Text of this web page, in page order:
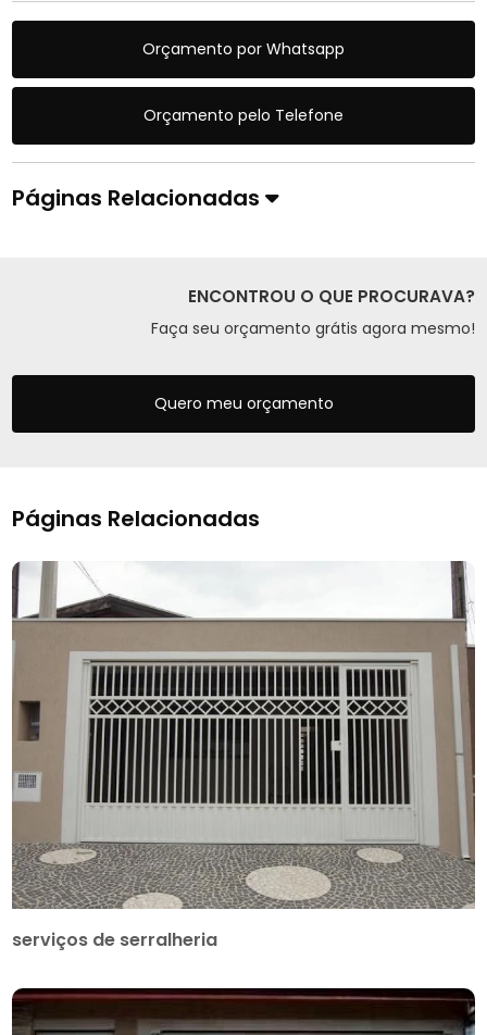
Orçamento por Whatsapp
Orçamento pelo Telefone
Páginas Relacionadas
ENCONTROU O QUE PROCURAVA?
Faça seu orçamento grátis agora mesmo!
Quero meu orçamento
Páginas Relacionadas
serviços de serralheria